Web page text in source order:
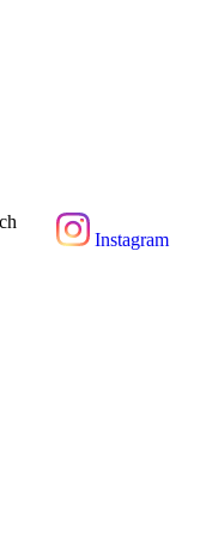
Instagram